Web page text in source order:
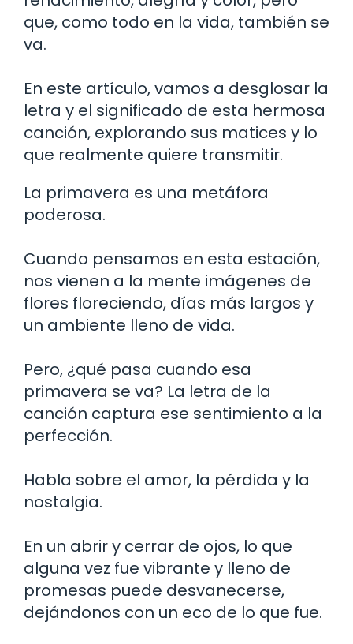
que, como todo en la vida, también se
va.
En este artículo, vamos a desglosar la
letra y el significado de esta hermosa
canción, explorando sus matices y lo
que realmente quiere transmitir.
La primavera es una metáfora
poderosa.
Cuando pensamos en esta estación,
nos vienen a la mente imágenes de
flores floreciendo, días más largos y
un ambiente lleno de vida.
Pero, ¿qué pasa cuando esa
primavera se va? La letra de la
canción captura ese sentimiento a la
perfección.
Habla sobre el amor, la pérdida y la
nostalgia.
En un abrir y cerrar de ojos, lo que
alguna vez fue vibrante y lleno de
promesas puede desvanecerse,
dejándonos con un eco de lo que fue.